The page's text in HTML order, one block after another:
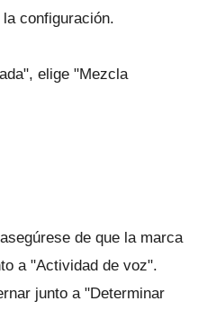
configuración.
elige "Mezcla
de que la marca
a "Actividad de voz".
junto a "Determinar